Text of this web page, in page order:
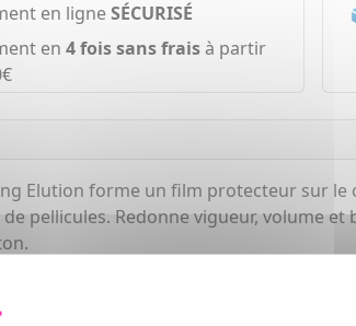
en ligneSÉCURISÉ
en 4 fois sans fraisà partir
Elution forme un film protecteur sur
pellicules. Redonne vigueur, volume